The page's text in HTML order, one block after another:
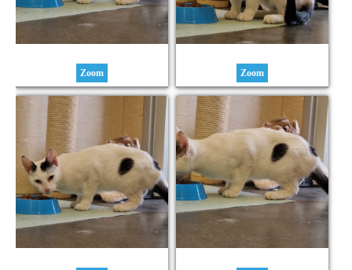
Zoom Zoom